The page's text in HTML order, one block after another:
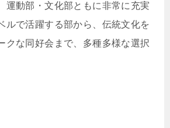
運動部・文化部ともに非常に充実
ルで活躍する部から、伝統文化を
クな同好会まで、多種多様な選択